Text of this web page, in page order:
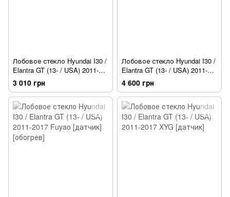
Лобовое стекло Hyundai I30 /
Elantra GT (13- / USA) 2011-
2017 Fuyao
3 010 грн
Лобовое стекло Hyundai I30 /
Elantra GT (13- / USA) 2011-
2017 XYG
4 600 грн